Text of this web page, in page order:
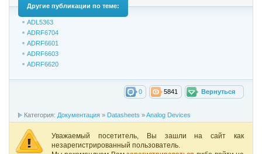
Другие публикации по теме:
ADL5363
ADRF6704
ADRF6601
ADRF6603
ADRF6620
Вернуться
5841
0
Категория: Документация » Datasheets »Analog Devices
Уважаемый посетитель, Вы зашли на сайт как
незарегистрированный пользователь.